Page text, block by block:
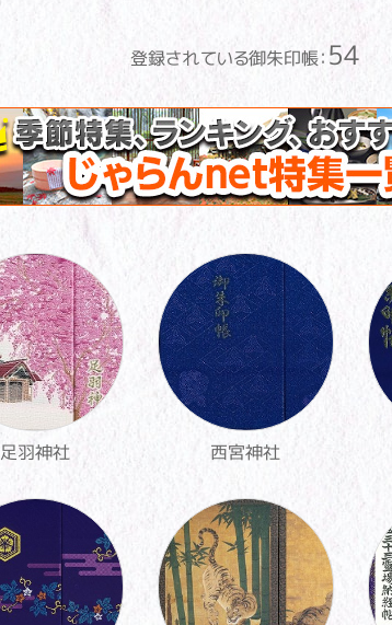
登録されている御朱印帳： 54
足羽神社 西宮神社